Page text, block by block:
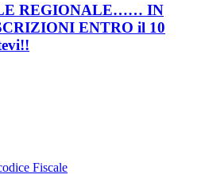
REGIONALE…… IN
ENTRO il 10